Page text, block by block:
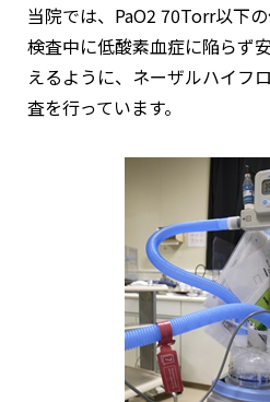
当院では、PaO2 70Torr以下
検査中に低酸素血症に陥らず
えるように、ネーザルハイフ
査を行っています。